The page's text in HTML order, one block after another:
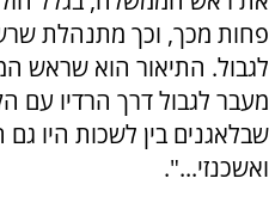
פחות מכך, וכך מתנהלת
לגבול. התיאור הוא שראש
מעבר לגבול דרך הרדיו
שבלאגנים בין לשכות היו
ואשכנזי...".